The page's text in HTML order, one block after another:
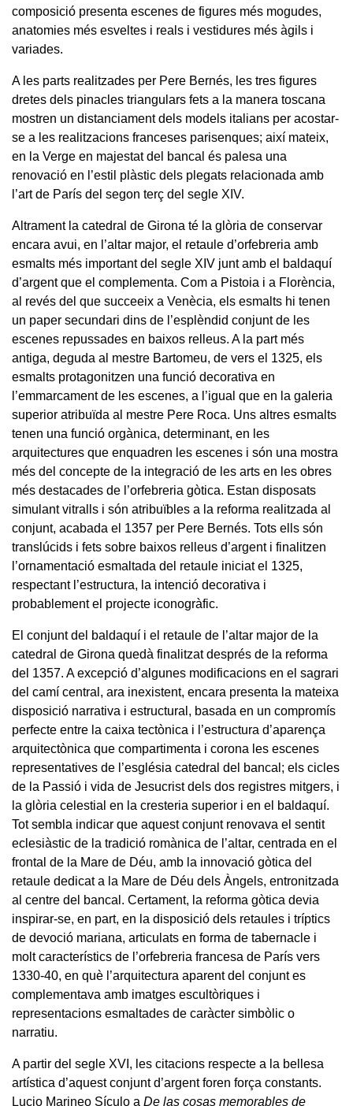
composició presenta escenes de figures més mogudes,
anatomies més esveltes i reals i vestidures més àgils i
variades.
A les parts realitzades per Pere Bernés, les tres figures
dretes dels pinacles triangulars fets a la manera toscana
mostren un distanciament dels models italians per acostar-
se a les realitzacions franceses parisenques; així mateix,
en la Verge en majestat del bancal és palesa una
renovació en l’estil plàstic dels plegats relacionada amb
l’art de París del segon terç del segle XIV.
Altrament la catedral de Girona té la glòria de conservar
encara avui, en l’altar major, el retaule d’orfebreria amb
esmalts més important del segle XIV junt amb el baldaquí
d’argent que el complementa. Com a Pistoia i a Florència,
al revés del que succeeix a Venècia, els esmalts hi tenen
un paper secundari dins de l’esplèndid conjunt de les
escenes repussades en baixos relleus. A la part més
antiga, deguda al mestre Bartomeu, de vers el 1325, els
esmalts protagonitzen una funció decorativa en
l’emmarcament de les escenes, a l’igual que en la galeria
superior atribuïda al mestre Pere Roca. Uns altres esmalts
tenen una funció orgànica, determinant, en les
arquitectures que enquadren les escenes i són una mostra
més del concepte de la integració de les arts en les obres
més destacades de l’orfebreria gòtica. Estan disposats
simulant vitralls i són atribuïbles a la reforma realitzada al
conjunt, acabada el 1357 per Pere Bernés. Tots ells són
translúcids i fets sobre baixos relleus d’argent i finalitzen
l’ornamentació esmaltada del retaule iniciat el 1325,
respectant l’estructura, la intenció decorativa i
probablement el projecte iconogràfic.
El conjunt del baldaquí i el retaule de l’altar major de la
catedral de Girona quedà finalitzat després de la reforma
del 1357. A excepció d’algunes modificacions en el sagrari
del camí central, ara inexistent, encara presenta la mateixa
disposició narrativa i estructural, basada en un compromís
perfecte entre la caixa tectònica i l’estructura d’aparença
arquitectònica que compartimenta i corona les escenes
representatives de l’església catedral del bancal; els cicles
de la Passió i vida de Jesucrist dels dos registres mitgers, i
la glòria celestial en la cresteria superior i en el baldaquí.
Tot sembla indicar que aquest conjunt renovava el sentit
eclesiàstic de la tradició romànica de l’altar, centrada en el
frontal de la Mare de Déu, amb la innovació gòtica del
retaule dedicat a la Mare de Déu dels Àngels, entronitzada
al centre del bancal. Certament, la reforma gòtica devia
inspirar-se, en part, en la disposició dels retaules i tríptics
de devoció mariana, articulats en forma de tabernacle i
molt característics de l’orfebreria francesa de París vers
1330-40, en què l’arquitectura aparent del conjunt es
complementava amb imatges escultòriques i
representacions esmaltades de caràcter simbòlic o
narratiu.
A partir del segle XVI, les citacions respecte a la bellesa
artística d’aquest conjunt d’argent foren força constants.
Lucio Marineo Sículo a De las cosas memorables de